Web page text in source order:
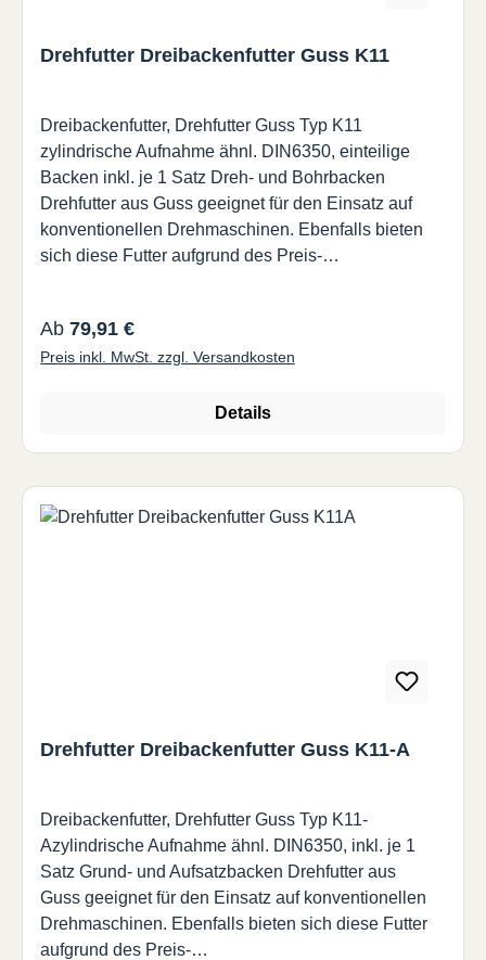
Drehfutter Dreibackenfutter Guss K11
Dreibackenfutter, Drehfutter Guss Typ K11
zylindrische Aufnahme ähnl. DIN6350, einteilige
Backen inkl. je 1 Satz Dreh- und Bohrbacken
Drehfutter aus Guss geeignet für den Einsatz auf
konventionellen Drehmaschinen. Ebenfalls bieten
sich diese Futter aufgrund des Preis-
Material: Guss inkl. je 1 Satz Dreh- und Bohrbacken
weiche Blockbacken als Zubehör ab Lager lieferbar
55 66 16 66,5 50 - 4 3-M6 40 4000 1,9 K11-80 100
Alle Angaben in mm bzw. KG
Regulärer Preis:
Ab 79,91 €
Preis inkl. MwSt. zzgl. Versandkosten
Details
Drehfutter Dreibackenfutter Guss K11-A
Dreibackenfutter, Drehfutter Guss Typ K11-
Azylindrische Aufnahme ähnl. DIN6350, inkl. je 1
Satz Grund- und Aufsatzbacken Drehfutter aus
Guss geeignet für den Einsatz auf konventionellen
Drehmaschinen. Ebenfalls bieten sich diese Futter
aufgrund des Preis-